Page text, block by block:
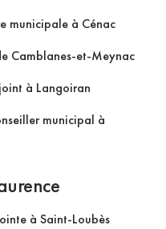
municipale à Cénac
Camblanes-et-Meynac
à Langoiran
municipal à
à Saint-Loubès